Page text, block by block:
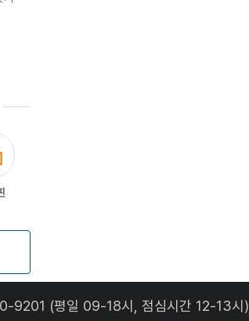
9201 (평일 09-18시, 점심시간 12-13시)